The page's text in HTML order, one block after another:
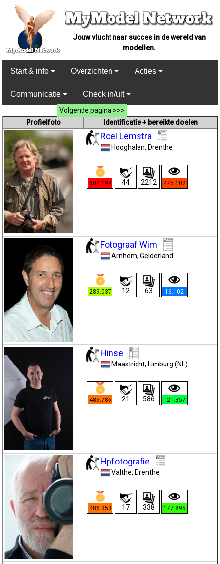
Jouw vlucht naar succes in de wereld van
modellen.
Start & info Overzichten Acties
Communicatie Check in/uit
Volgende pagina >>>
Profielfoto
Identificatie + bereikte doelen
Roel Lemstra
Hooghalen, Drenthe
604.199 44 2212 475.102
Fotograaf Wim
Arnhem, Gelderland
289.037 12 63 16.102
Hinse
Maastricht, Limburg (NL)
489.786 21 586 121.357
Hpfotografie
Valthe, Drenthe
486.353 17 338 177.895